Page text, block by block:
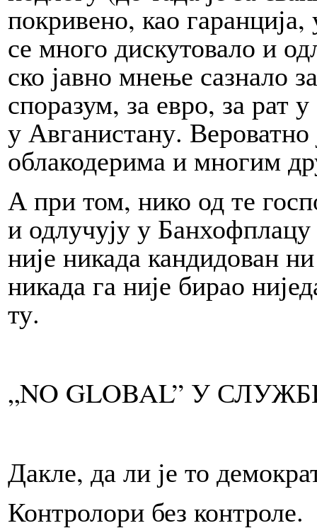
покривено, као
се мно­го диску­товало и
ско јав­но мне­ње са­зна­ло
споразум, за евро, за рат
у Авганистану. Вероватно
облакодерима и многим
А при том, нико од те
и од­лу­чу­ју у
није никада кандидован
никада га није бирао
ту.
„NO GLO­BAL” У
Да­кле, да ли је то
Контролори без кон­троле.